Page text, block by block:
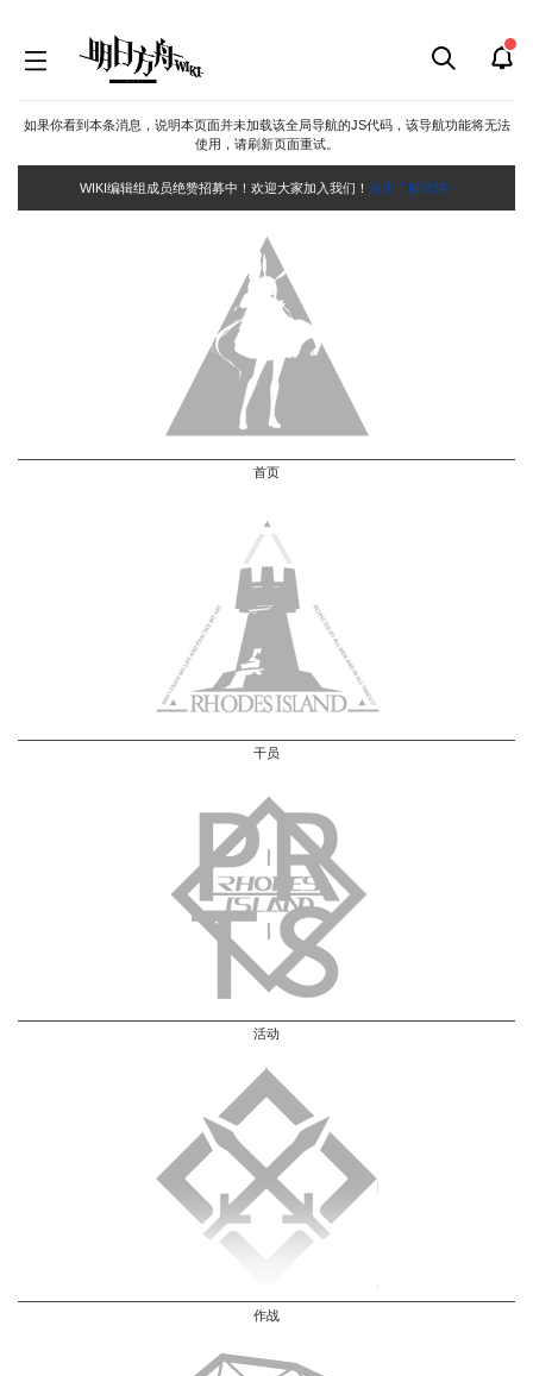
如果你看到本条消息，说明本页面并未加载该全局导航的JS代码，该导航功能将无法
使用，请刷新页面重试。
WIKI编辑组成员绝赞招募中！欢迎大家加入我们！ 点击了解详情~
首页
干员
活动
作战